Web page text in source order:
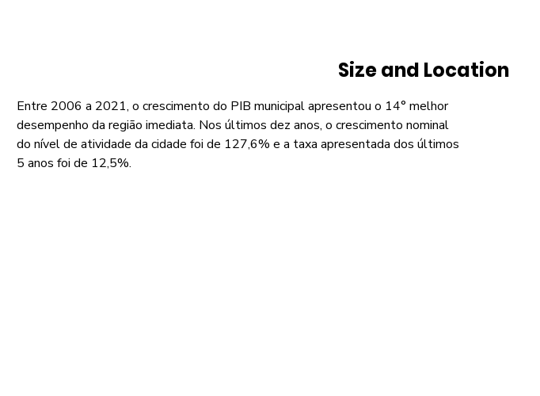
Size and Location
Entre 2006 a 2021, o crescimento do PIB municipal apresentou o 14° melhor
desempenho da região imediata. Nos últimos dez anos, o crescimento nominal
do nível de atividade da cidade foi de 127,6% e a taxa apresentada dos últimos
5 anos foi de 12,5%.